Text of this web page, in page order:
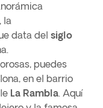
la
data del siglo
puedes
​​en el barrio
La Rambla. Aquí